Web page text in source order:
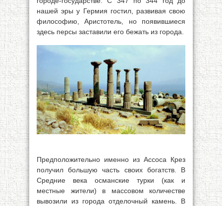
нашей эры у Гермия гостил, развивая свою
философию, Аристотель, но появившиеся
здесь персы заставили его бежать из города.
Предположительно именно из Ассоса Крез
получил большую часть своих богатств. В
Средние века османские турки (как и
местные жители) в массовом количестве
вывозили из города отделочный камень. В